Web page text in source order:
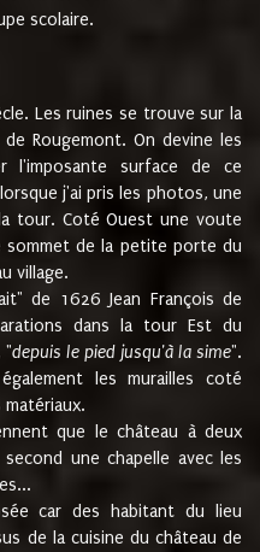
scolaire.
Les ruines se trouve sur la
Rougemont. On devine les
l'imposante surface de ce
j'ai pris les photos, une
tour. Coté Ouest une voute
de la petite porte du
village.
de 1626 Jean François de
dans la tour Est du
"depuis le pied jusqu'à la sime".
les murailles coté
que le château à deux
une chapelle avec les
car des habitant du lieu
de la cuisine du château de